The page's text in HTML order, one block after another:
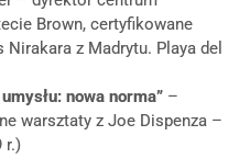
Brown, certyfikowane
z Madrytu. Playa del
nowa norma” –
warsztaty z Joe Dispenza –
r.)